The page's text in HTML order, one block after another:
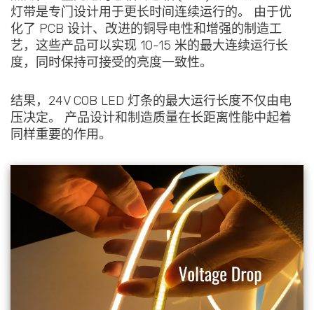
灯带是专门设计用于更长时间连续运行的。 由于优
化了 PCB 设计、改进的铜导电性和增强的制造工
艺，这些产品可以实现 10-15 米的最大连续运行长
度，同时保持可接受的亮度一致性。
结果，24V COB LED 灯条的最大运行长度不仅由电
压决定。 产品设计和制造质量在长距离性能中起着
同样重要的作用。